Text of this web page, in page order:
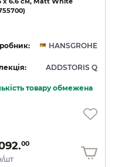
HANSGROHE
ADDSTORIS Q
товару обмежена
00
шт